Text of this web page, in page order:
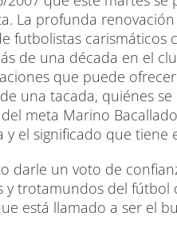
La profunda
futbolistas carismáticos
de una década en el
que puede
una tacada, quiénes
meta Marino
y el significado que tiene
darle un voto de
trotamundos del fútbol
está llamado a ser el